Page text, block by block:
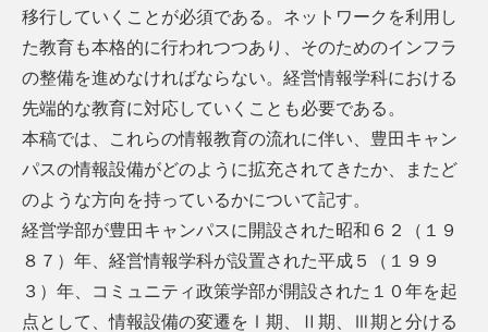
移行していくことが必須である。ネットワークを利用し
た教育も本格的に行われつつあり、そのためのインフラ
の整備を進めなければならない。経営情報学科における
先端的な教育に対応していくことも必要である。
本稿では、これらの情報教育の流れに伴い、豊田キャン
パスの情報設備がどのように拡充されてきたか、またど
のような方向を持っているかについて記す。
経営学部が豊田キャンパスに開設された昭和６２（１９
８７）年、経営情報学科が設置された平成５（１９９
３）年、コミュニティ政策学部が開設された１０年を起
点として、情報設備の変遷をⅠ期、Ⅱ期、Ⅲ期と分ける